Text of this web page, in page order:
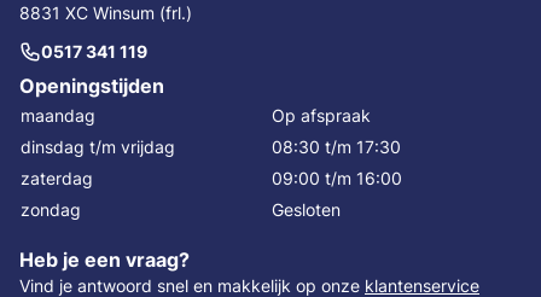
8831 XC Winsum (frl.)
0517 341 119
Openingstijden
maandag
Op afspraak
dinsdag t/m vrijdag
08:30 t/m 17:30
zaterdag
09:00 t/m 16:00
zondag
Gesloten
Heb je een vraag?
Vind je antwoord snel en makkelijk op onze klantenservice